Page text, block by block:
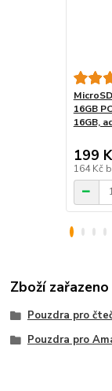
16GB
16GB,
199
164 Kč
Zboží
Pouzdra pro
Pouzdra pro